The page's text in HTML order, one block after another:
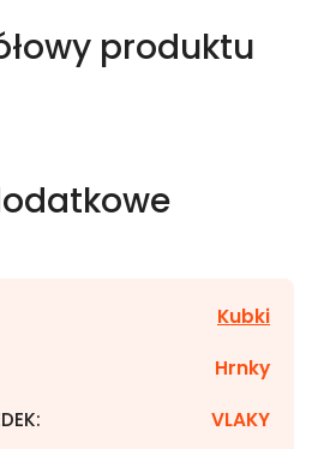
produktu
Kubki
Hrnky
: VLAKY